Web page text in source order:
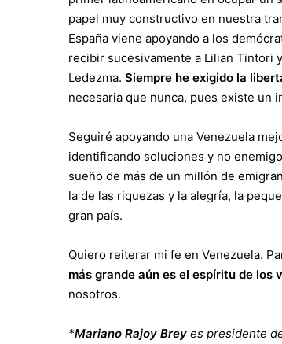
papel muy constructivo en nuestra
España viene apoyando a los
recibir sucesivamente a Lilian Tintori
Ledezma. Siempre he exigido la
necesaria que nunca, pues existe un
Seguiré apoyando una Venezuela
identificando soluciones y no
sueño de más de un millón de
la de las riquezas y la alegría, la
gran país.
Quiero reiterar mi fe en Venezuela.
más grande aún es el espíritu de los
nosotros.
*Mariano Rajoy Brey es presidente